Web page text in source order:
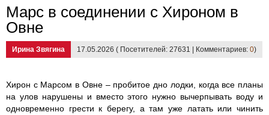
Марс в соединении с Хироном в
Овне
Ирина Звягина 17.05.2026 ( Посетителей: 27631 | Комментариев: 0)
Хирон с Марсом в Овне – пробитое дно лодки, когда все планы
на улов нарушены и вместо этого нужно вычерпывать воду и
одновременно грести к берегу, а там уже латать или чинить